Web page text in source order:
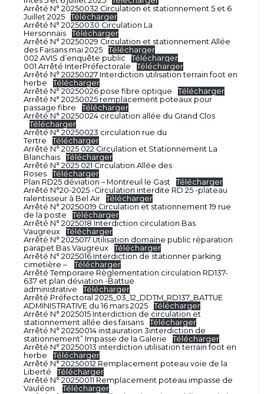
Arrêté N° 20250032 Circulation et stationnement 5 et 6
Juillet 2025
Télécharger
Arrêté N° 20250030 Circulation La
Hersonnais
Télécharger
Arrêté N° 20250029 Circulation et stationnement Allée
des Faisans mai 2025
Télécharger
002 AVIS d’enquête public
Télécharger
001 Arrêté InterPréfectorale
Télécharger
Arrêté N° 20250027 Interdiction utilisation terrain foot en
herbe
Télécharger
Arrêté N° 20250026 pose fibre optique
Télécharger
Arrêté N° 20250025 remplacement poteaux pour
passage fibre
Télécharger
Arrêté N° 20250024 circulation allée du Grand Clos
Télécharger
Arrêté N° 20250023 circulation rue du
Tertre
Télécharger
Arrêté N° 2025 022 Circulation et Stationnement La
Blanchais
Télécharger
Arrêté N° 2025 021 Circulation Allée des
Roses
Télécharger
Plan RD25 déviation – Montreuil le Gast
Télécharger
Arrêté N°20-2025 -Circulation interdite RD 25 -plateau
ralentisseur à Bel Air
Télécharger
Arrêté N° 20250019 Circulation et stationnement 19 rue
de la poste
Télécharger
Arrêté N° 2025018 Interdiction circulation Bas
Vaugreux
Télécharger
Arrêté N° 2025017 Utilisation domaine public réparation
parapet Bas Vaugreux
Télécharger
Arrêté N° 2025016 Interdiction de stationner parking
cimetière –
Télécharger
Arrêté Temporaire Règlementation circulation RD137-
637 et plan déviation -Battue
administrative
Télécharger
Arrêté Préfectoral 2025_03_12_DDTM_RD137_BATTUE
ADMINISTRATIVE du 16 mars 2025
Télécharger
Arrêté N° 2025015 Interdiction de circulation et
stationnement allée des faisans
Télécharger
Arrêté N° 20250014 instauration 3interdiction de
stationnement” Impasse de la Galerie
Télécharger
Arrêté N° 20250013 interdiction utilisation terrain foot en
herbe
Télécharger
Arrêté N° 20250012 Remplacement poteau voie de la
Liberté
Télécharger
Arrêté N° 20250011 Remplacement poteau impasse de
Vauléon
Télécharger